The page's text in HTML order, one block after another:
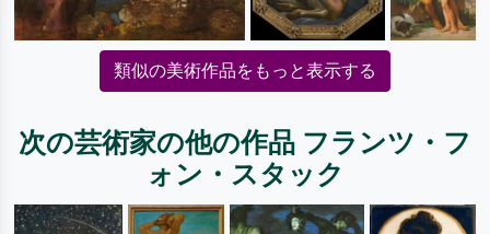
類似の美術作品をもっと表示する
次の芸術家の他の作品 フランツ・フ
ォン・スタック